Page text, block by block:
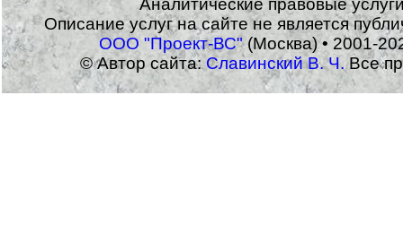
Аналитические правовые
Описание услуг на сайте не является
ООО "Проект-ВС"(Москва) • 2001-
© Автор сайта:Славинский В. Ч.Все